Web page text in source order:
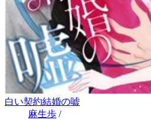
白い契約結婚の嘘
麻生歩 /